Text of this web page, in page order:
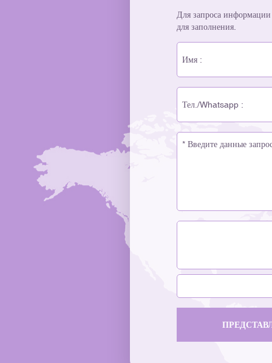
Для запроса
для заполнения.